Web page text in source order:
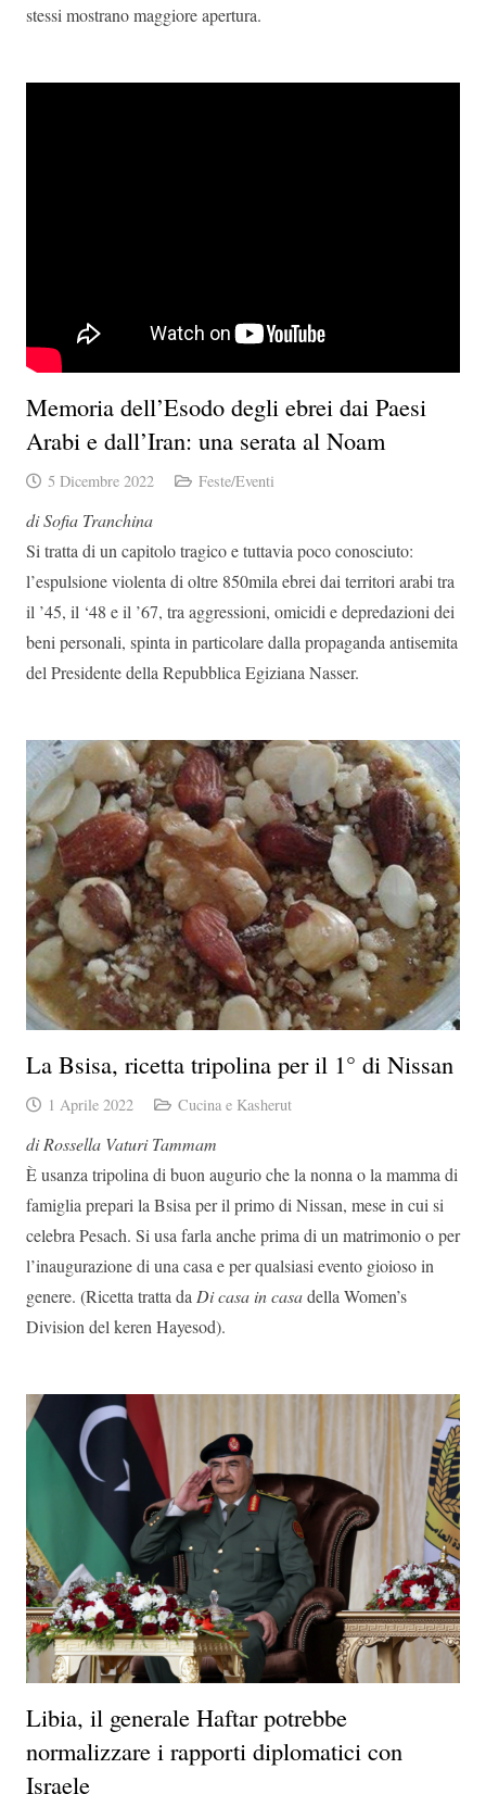
stessi mostrano maggiore apertura.
Memoria dell’Esodo degli ebrei dai Paesi
Arabi e dall’Iran: una serata al Noam
5 Dicembre 2022 Feste/Eventi
di Sofia Tranchina
Si tratta di un capitolo tragico e tuttavia poco conosciuto:
l’espulsione violenta di oltre 850mila ebrei dai territori arabi tra
il ’45, il ‘48 e il ’67, tra aggressioni, omicidi e depredazioni dei
beni personali, spinta in particolare dalla propaganda antisemita
del Presidente della Repubblica Egiziana Nasser.
La Bsisa, ricetta tripolina per il 1° di Nissan
1 Aprile 2022 Cucina e Kasherut
di Rossella Vaturi Tammam
È usanza tripolina di buon augurio che la nonna o la mamma di
famiglia prepari la Bsisa per il primo di Nissan, mese in cui si
celebra Pesach. Si usa farla anche prima di un matrimonio o per
l’inaugurazione di una casa e per qualsiasi evento gioioso in
genere. (Ricetta tratta da Di casa in casadella Women’s
Division del keren Hayesod).
Libia, il generale Haftar potrebbe
normalizzare i rapporti diplomatici con
Israele